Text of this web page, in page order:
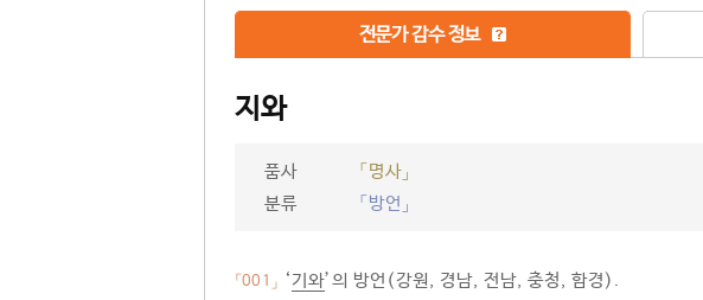
전문가 감수 정보
지와
품사
「명사」
분류
「방언」
「001」 ‘기와’의 방언(강원, 경남, 전남, 충청, 함경).